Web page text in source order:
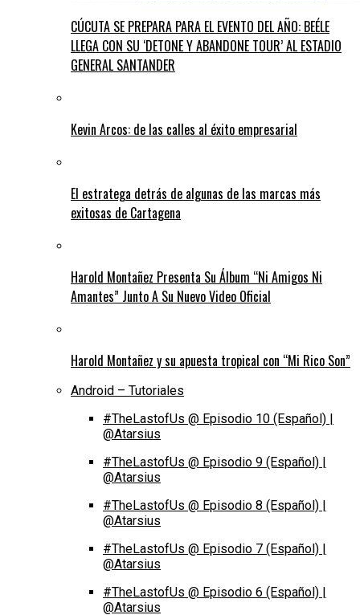
CÚCUTA SE PREPARA PARA EL EVENTO DEL AÑO: BEÉLE
LLEGA CON SU ‘DETONE Y ABANDONE TOUR’ AL ESTADIO
GENERAL SANTANDER
Kevin Arcos: de las calles al éxito empresarial
El estratega detrás de algunas de las marcas más
exitosas de Cartagena
Harold Montañez Presenta Su Álbum “Ni Amigos Ni
Amantes” Junto A Su Nuevo Video Oficial
Harold Montañez y su apuesta tropical con “Mi Rico Son”
Android – Tutoriales
#TheLastofUs @ Episodio 10 (Español) |
@Atarsius
#TheLastofUs @ Episodio 9 (Español) |
@Atarsius
#TheLastofUs @ Episodio 8 (Español) |
@Atarsius
#TheLastofUs @ Episodio 7 (Español) |
@Atarsius
#TheLastofUs @ Episodio 6 (Español) |
@Atarsius